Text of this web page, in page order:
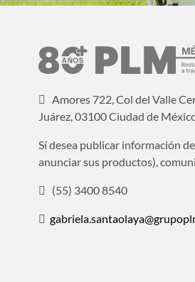
Amores 722, Col del Valle
Juárez, 03100 Ciudad de
Sí desea publicar información
anunciar sus productos),
(55) 3400 8540